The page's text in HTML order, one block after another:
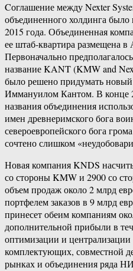
Cоглашение между Nexter
объединенного холдинга
2015 года. Объединенная
ее штаб-квартира размещена
Первоначально
название KANT (KMW and
было решено придумать
Иммануилом Кантом. В конце
названия объединения
имен древнеримского бога
североевропейского бога
сочтено слишком
Новая компания KNDS
со стороны KMW и 2900 со
объем продаж около 2 млрд
портфелем заказов в 9 млрд
принесет обеим компаниям
дополнительной прибыли в
оптимизации и централизации
комплектующих, совместной
рынках и объединения ряда